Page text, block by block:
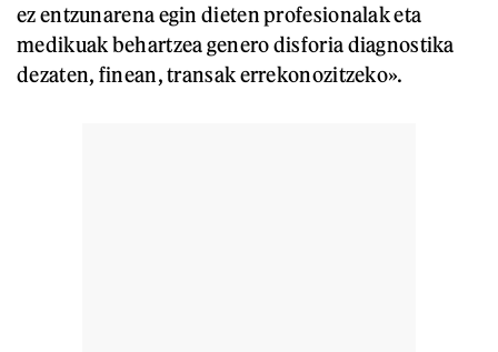
ez entzunarena egin dieten profesionalak eta
medikuak behartzea genero disforia diagnostika
dezaten, finean, transak errekonozitzeko».